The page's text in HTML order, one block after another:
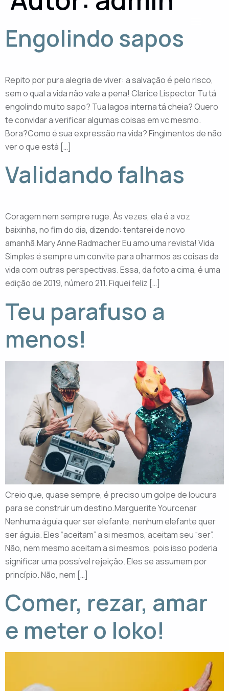
Engolindo sapos
Repito por pura alegria de viver: a salvação é pelo risco,
sem o qual a vida não vale a pena! Clarice Lispector Tu tá
engolindo muito sapo? Tua lagoa interna tá cheia? Quero
te convidar a verificar algumas coisas em vc mesmo.
Bora?Como é sua expressão na vida? Fingimentos de não
ver o que está […]
Validando falhas
Coragem nem sempre ruge. Às vezes, ela é a voz
baixinha, no fim do dia, dizendo: tentarei de novo
amanhã.Mary Anne Radmacher Eu amo uma revista! Vida
Simples é sempre um convite para olharmos as coisas da
vida com outras perspectivas. Essa, da foto a cima, é uma
edição de 2019, número 211. Fiquei feliz […]
Teu parafuso a
menos!
Creio que, quase sempre, é preciso um golpe de loucura
para se construir um destino.Marguerite Yourcenar
Nenhuma águia quer ser elefante, nenhum elefante quer
ser águia. Eles “aceitam” a si mesmos, aceitam seu “ser”.
Não, nem mesmo aceitam a si mesmos, pois isso poderia
significar uma possível rejeição. Eles se assumem por
princípio. Não, nem […]
Comer, rezar, amar
e meter o loko!